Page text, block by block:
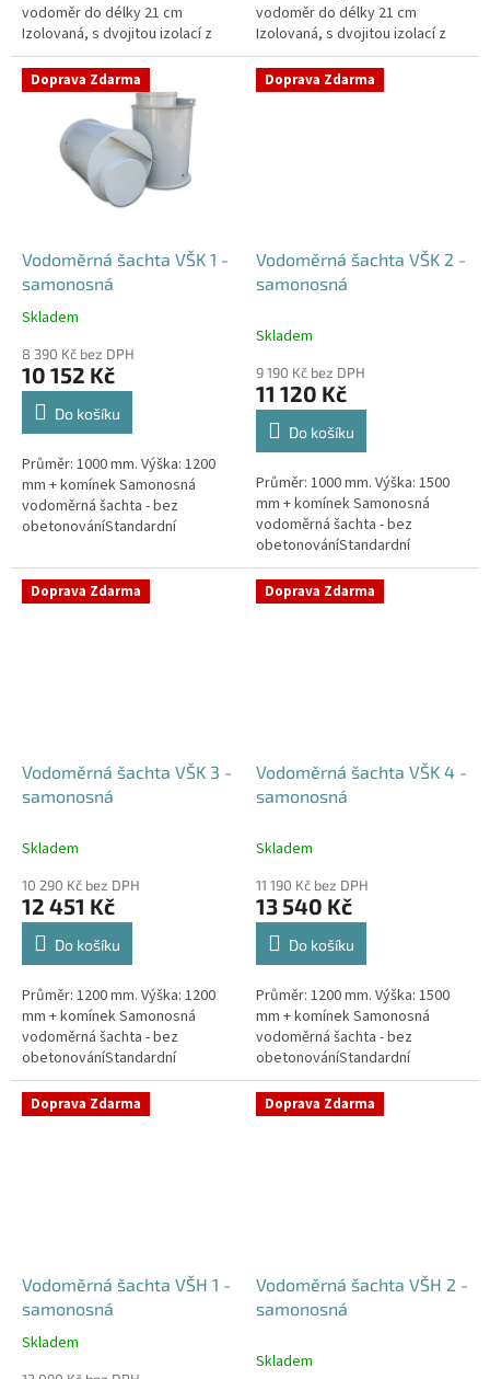
vodoměr do délky 21 cm
Izolovaná, s dvojitou izolací z
tvrzeného
polystyrenuSamonosná
vodoměrná šachta DN400 -...
vodoměr do délky 21 cm
Izolovaná, s dvojitou izolací z
tvrzeného
polystyrenuSamonosná
vodoměrná šachta DN400 -...
Doprava Zdarma
Vodoměrná šachta VŠK 1 -
samonosná
Průměrné
produktu
je
4,4
hvězdiček.
Skladem
8 390 Kč bez DPH
10 152 Kč
Do košíku
Průměr: 1000 mm. Výška: 1200
mm + komínek Samonosná
vodoměrná šachta - bez
obetonováníStandardní
přání) Český výrobek! Pro
případné dotazy, či...
Doprava Zdarma
Vodoměrná šachta VŠK 2 -
samonosná
Skladem
9 190 Kč bez DPH
11 120 Kč
Do košíku
Průměr: 1000 mm. Výška: 1500
mm + komínek Samonosná
vodoměrná šachta - bez
obetonováníStandardní
prostupy šachty DN32 (jiné na
přání) Český výrobek! Pro
případné dotazy, či...
Doprava Zdarma
Vodoměrná šachta VŠK 3 -
samonosná
Skladem
10 290 Kč bez DPH
12 451 Kč
Do košíku
Průměr: 1200 mm. Výška: 1200
mm + komínek Samonosná
vodoměrná šachta - bez
obetonováníStandardní
prostupy šachty DN32 (jiné na
přání) Doba dodání 10-14 dní.
Český výrobek!...
Doprava Zdarma
Vodoměrná šachta VŠK 4 -
samonosná
Skladem
11 190 Kč bez DPH
13 540 Kč
Do košíku
Průměr: 1200 mm. Výška: 1500
mm + komínek Samonosná
vodoměrná šachta - bez
obetonováníStandardní
prostupy šachty DN32 (jiné na
přání) Doba dodání 10-14 dní.
Český výrobek!...
Doprava Zdarma
Vodoměrná šachta VŠH 1 -
samonosná
Průměrné
Skladem
Doprava Zdarma
Vodoměrná šachta VŠH 2 -
samonosná
Skladem